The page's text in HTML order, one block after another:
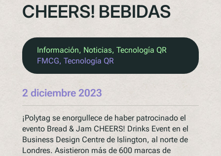
CHEERS! BEBIDAS
Información, Noticias, Tecnología QR
FMCG, Tecnología QR
2 diciembre 2023
¡Polytag se enorgullece de haber patrocinado el
evento Bread & Jam CHEERS! Drinks Event en el
Business Design Centre de Islington, al norte de
Londres. Asistieron más de 600 marcas de